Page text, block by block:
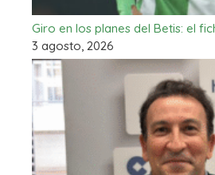
Giro en los planes del Betis: el
3 agosto, 2026